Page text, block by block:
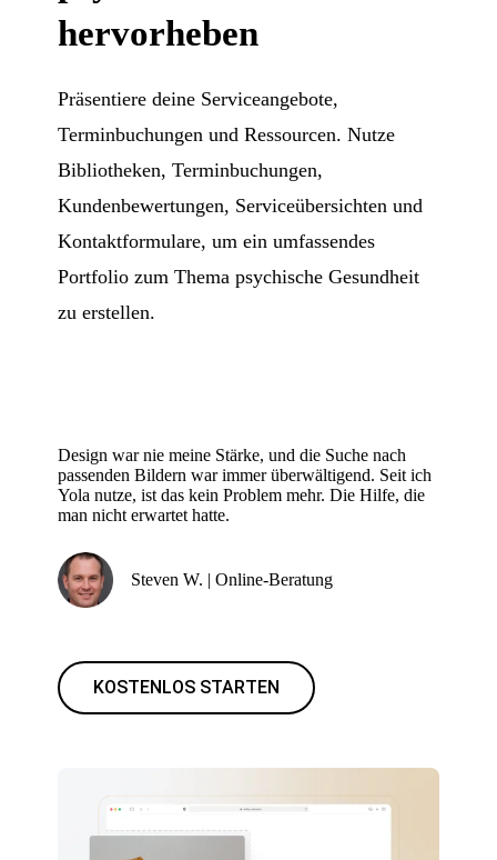
hervorheben
Präsentiere deine Serviceangebote,
Terminbuchungen und Ressourcen. Nutze
Bibliotheken, Terminbuchungen,
Kundenbewertungen, Serviceübersichten und
Kontaktformulare, um ein umfassendes
Portfolio zum Thema psychische Gesundheit
zu erstellen.
Design war nie meine Stärke, und die Suche nach
passenden Bildern war immer überwältigend. Seit ich
Yola nutze, ist das kein Problem mehr. Die Hilfe, die
man nicht erwartet hatte.
Steven W. | Online-Beratung
KOSTENLOS STARTEN